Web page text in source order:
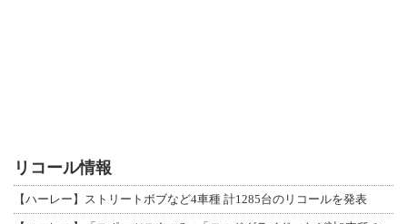
リコール情報
【ハーレー】ストリートボブなど4車種 計1285台のリコールを発表